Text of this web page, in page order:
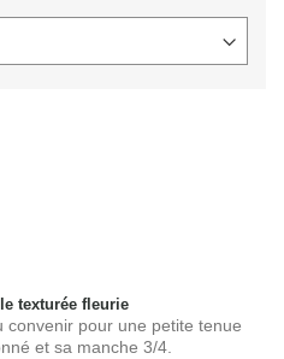
texturée fleurie
pour une petite tenue
et sa manche 3/4.